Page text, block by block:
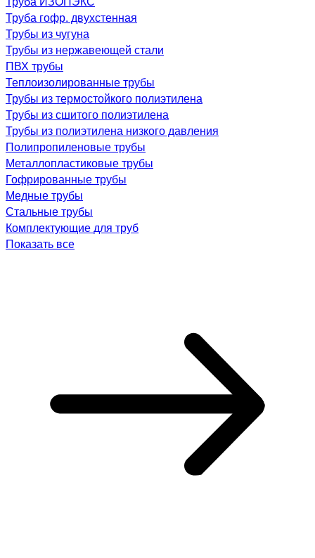
Труба гофр. двухстенная
Трубы из чугуна
Трубы из нержавеющей стали
ПВХ трубы
Теплоизолированные трубы
Трубы из термостойкого полиэтилена
Трубы из сшитого полиэтилена
Трубы из полиэтилена низкого давления
Полипропиленовые трубы
Металлопластиковые трубы
Гофрированные трубы
Медные трубы
Стальные трубы
Комплектующие для труб
Показать все